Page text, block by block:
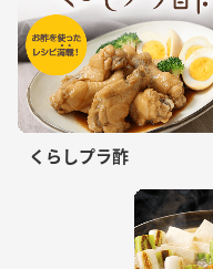
くらしプラ酢